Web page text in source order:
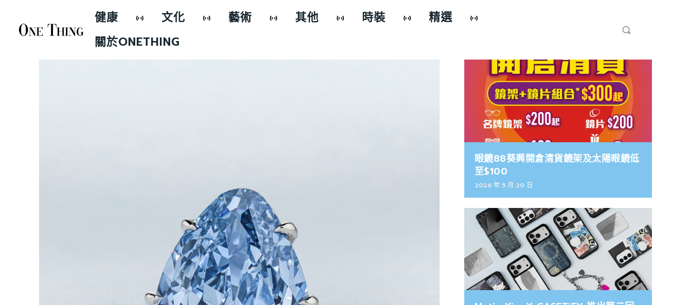
健康 文化 藝術 其他 時裝
精選
關於ONETHING
眼鏡88葵興開倉清貨鏡架及太陽眼鏡低
至$100
2026 年 5 月 20 日